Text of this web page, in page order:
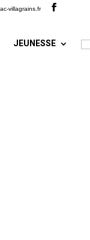
villagrains.fr
JEUNESSE